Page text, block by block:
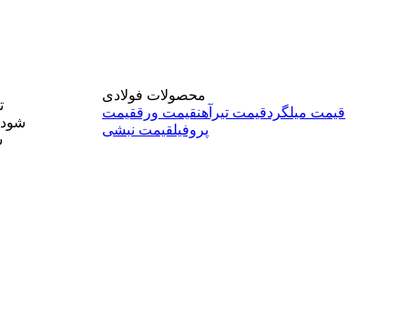
شود
محصولات فولادی
قیمت میلگردقیمت تیرآهنقیمت ورققیمت
پروفیلقیمت نبشی